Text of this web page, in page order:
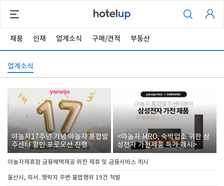
채용 인재 업계소식 구매/견적 부동산
업계소식
야놀자17주년 기념 야놀자 통합발
주센터 할인 프로모션 진행
<야놀자 MRO, 숙박업소 위한 삼
성전자 가전제품 특가 개시>
야놀자제휴점 금융혜택제공 위한 제휴 및 금융서비스 게시
울산시, 피서․행락지 주변 불법행위 19건 적발